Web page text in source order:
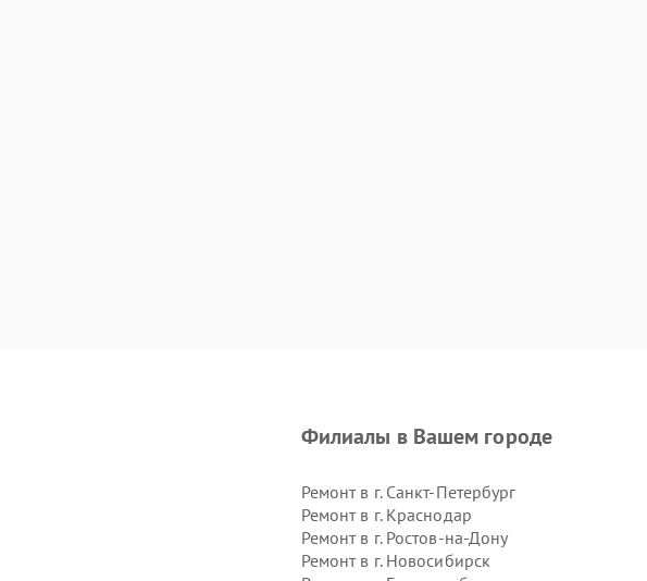
Филиалы в Вашем городе
Ремонт в г. Санкт-Петербург
Ремонт в г. Краснодар
Ремонт в г. Ростов-на-Дону
Ремонт в г. Новосибирск